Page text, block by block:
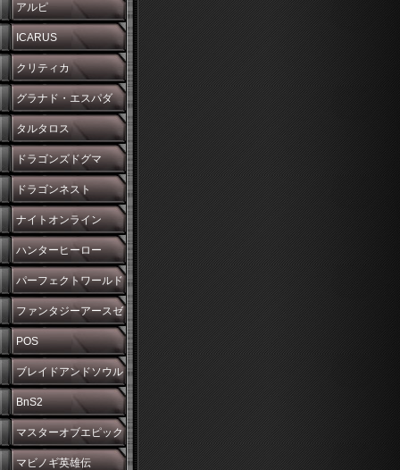
アルピ
ICARUS
クリティカ
グラナド・エスパダ
タルタロス
ドラゴンズドグマ
ドラゴンネスト
ナイトオンライン
ハンターヒーロー
パーフェクトワールド
ファンタジーアースゼ
ロ
POS
ブレイドアンドソウル
BnS2
マスターオブエピック
マビノギ英雄伝